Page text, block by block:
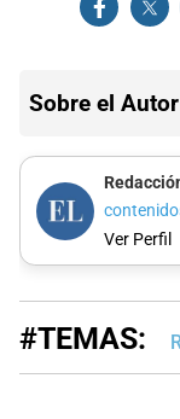
Sobre el Autor
Ver Perfil
#TEMAS: